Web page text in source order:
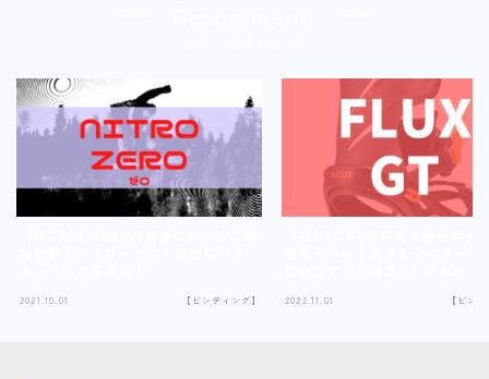
2021.10.01 【ビンディング】 2022.11.01 【ビン